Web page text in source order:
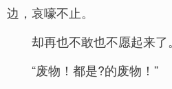
边，哀嚎不止。
却再也不敢也不愿起来了。
“废物！都是?的废物！”